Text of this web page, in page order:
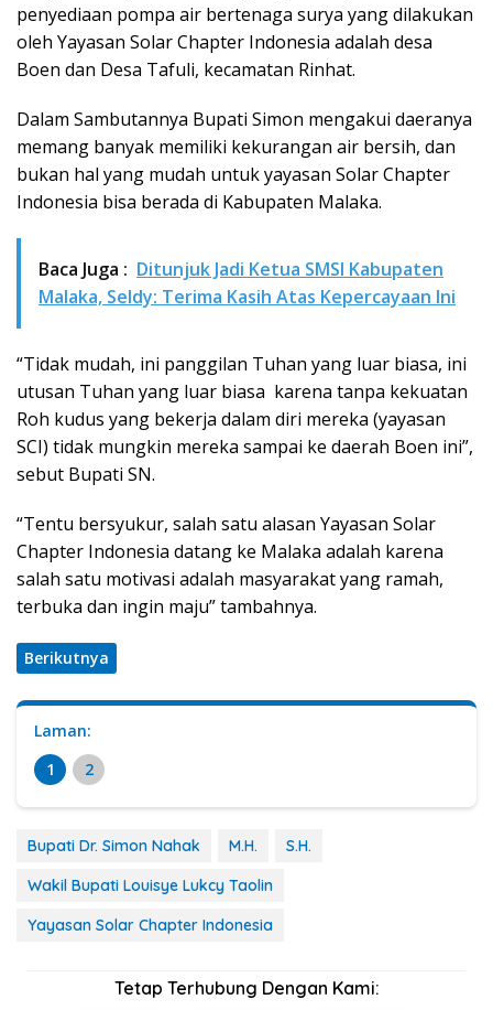
penyediaan pompa air bertenaga surya yang dilakukan
oleh Yayasan Solar Chapter Indonesia adalah desa
Boen dan Desa Tafuli, kecamatan Rinhat.
Dalam Sambutannya Bupati Simon mengakui daeranya
memang banyak memiliki kekurangan air bersih, dan
bukan hal yang mudah untuk yayasan Solar Chapter
Indonesia bisa berada di Kabupaten Malaka.
Baca Juga : Ditunjuk Jadi Ketua SMSI Kabupaten
Malaka, Seldy: Terima Kasih Atas Kepercayaan Ini
“Tidak mudah, ini panggilan Tuhan yang luar biasa, ini
utusan Tuhan yang luar biasa karena tanpa kekuatan
Roh kudus yang bekerja dalam diri mereka (yayasan
SCI) tidak mungkin mereka sampai ke daerah Boen ini”,
sebut Bupati SN.
“Tentu bersyukur, salah satu alasan Yayasan Solar
Chapter Indonesia datang ke Malaka adalah karena
salah satu motivasi adalah masyarakat yang ramah,
terbuka dan ingin maju” tambahnya.
Berikutnya
Laman:
1
2
Bupati Dr. Simon Nahak M.H.
S.H.
Wakil Bupati Louisye Lukcy Taolin
Yayasan Solar Chapter Indonesia
Tetap Terhubung Dengan Kami: